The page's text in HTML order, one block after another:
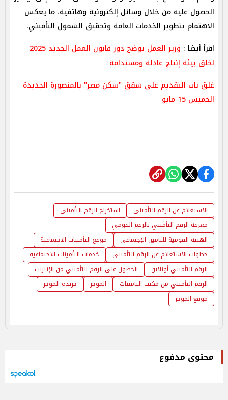
الحصول عليه من خلال وسائل إلكترونية وهاتفية، ما يعكس
الاهتمام بتطوير الخدمات العامة وتحقيق الشمول التأميني.
اقرأ أيضا :
وزير العمل يوضح دور قانون العمل الجديد 2025
لخلق بيئة إنتاج عادلة ومستدامة
غلق باب التقديم على شقق "سكن مصر" بالمنصورة الجديدة
الخميس 15 مايو
الاستعلام عن الرقم التأميني
استخراج الرقم التأميني
معرفة الرقم التأميني بالرقم القومي
الهيئة القومية للتأمين الإجتماعى
موقع التأمينات الاجتماعية
خطوات الاستعلام عن الرقم التأميني
خدمات التأمينات الاجتماعية
الرقم التأميني أونلاين
الحصول على الرقم التأميني من الإنترنت
الرقم التأميني من مكتب التأمينات
الموجز
جريدة الموجز
موقع الموجز
محتوى مدفوع